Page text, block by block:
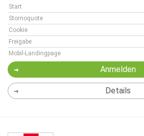
Start
Stornoquote
Cookie
Freigabe
Mobil-Landingpage
Anmelden
Details